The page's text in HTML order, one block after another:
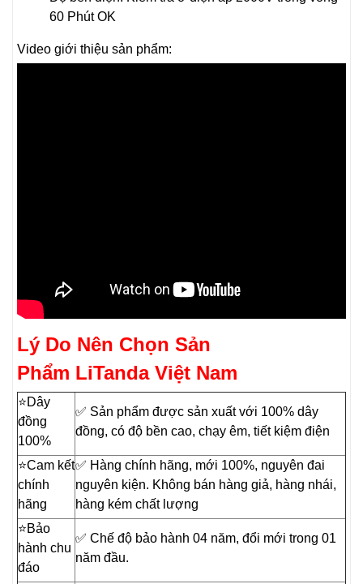
60 Phút OK
Video giới thiệu sản phẩm:
Lý Do Nên Chọn Sản
Phẩm LiTanda Việt Nam
⭐️Dây
đồng
100%
✅ Sản phẩm được sản xuất với 100% dây
đồng, có độ bền cao, chạy êm, tiết kiệm điện
⭐️Cam kết
chính
hãng
✅ Hàng chính hãng, mới 100%, nguyên đai
nguyên kiện. Không bán hàng giả, hàng nhái,
hàng kém chất lượng
⭐️Bảo
hành chu
đáo
✅ Chế độ bảo hành 04 năm, đổi mới trong 01
năm đầu.